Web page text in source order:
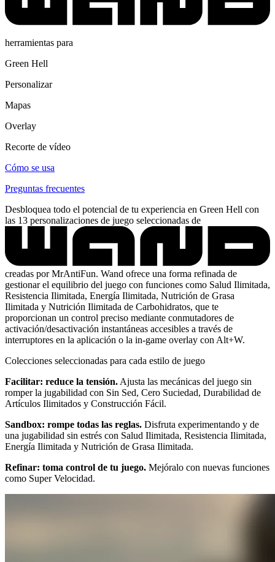
herramientas para
Green Hell
Personalizar
Mapas
Overlay
Recorte de vídeo
Cómo se usa
Preguntas frecuentes
Desbloquea todo el potencial de tu experiencia en Green Hell con
las 13 personalizaciones de juego seleccionadas de
creadas por MrAntiFun. Wand ofrece una forma refinada de
gestionar el equilibrio del juego con funciones como Salud Ilimitada,
Resistencia Ilimitada, Energía Ilimitada, Nutrición de Grasa
Ilimitada y Nutrición Ilimitada de Carbohidratos, que te
proporcionan un control preciso mediante conmutadores de
activación/desactivación instantáneas accesibles a través de
interruptores en la aplicación o la in-game overlay con Alt+W.
Colecciones seleccionadas para cada estilo de juego
Facilitar: reduce la tensión. Ajusta las mecánicas del juego sin
romper la jugabilidad con Sin Sed, Cero Suciedad, Durabilidad de
Artículos Ilimitados y Construcción Fácil.
Sandbox: rompe todas las reglas. Disfruta experimentando y de
una jugabilidad sin estrés con Salud Ilimitada, Resistencia Ilimitada,
Energía Ilimitada y Nutrición de Grasa Ilimitada.
Refinar: toma control de tu juego. Mejóralo con nuevas funciones
como Super Velocidad.